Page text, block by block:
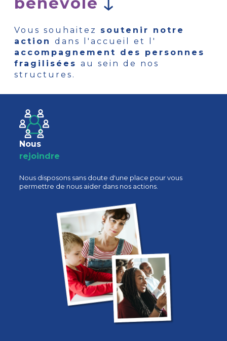
Vous souhaitez soutenir notre
action dans l'accueil et l'
accompagnement des personnes
fragilisées au sein de nos
structures.
Nous
rejoindre
Nous disposons sans doute d'une place pour vous
permettre de nous aider dans nos actions.